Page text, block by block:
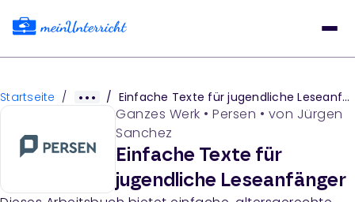
Startseite / / Einfache Texte für jugendliche Leseanfänger
Ganzes Werk • Persen • von Jürgen
Sanchez
Einfache Texte für
jugendliche Leseanfänger